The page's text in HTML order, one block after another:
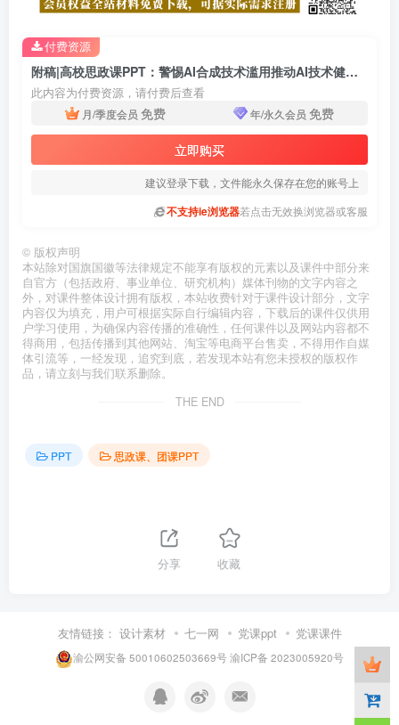
附稿|高校思政课PPT：警惕AI合成技术滥用推动AI技术健康发展课件
此内容为付费资源，请付费后查看
月/季度会员 免费 年/永久会员 免费
立即购买
建议登录下载，文件能永久保存在您的账号上
不支持ie浏览器若点击无效换浏览器或客服
付费资源
© 版权声明
本站除对国旗国徽等法律规定不能享有版权的元素以及课件中部分来
自官方（包括政府、事业单位、研究机构）媒体刊物的文字内容之
外，对课件整体设计拥有版权，本站收费针对于课件设计部分，文字
内容仅为填充，用户可根据实际自行编辑内容，下载后的课件仅供用
户学习使用，为确保内容传播的准确性，任何课件以及网站内容都不
得商用，包括传播到其他网站、淘宝等电商平台售卖，不得用作自媒
体引流等，一经发现，追究到底，若发现本站有您未授权的版权作
品，请立刻与我们联系删除。
THE END
PPT 思政课、团课PPT
分享 收藏
友情链接： 设计素材 七一网 党课ppt 党课课件
渝公网安备 50010602503669号渝ICP备 2023005920号